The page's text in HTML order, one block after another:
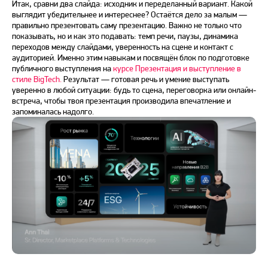
Итак, сравни два слайда: исходник и переделанный вариант. Какой
выглядит убедительнее и интереснее? Остаётся дело за малым —
правильно презентовать саму презентацию. Важно не только что
показывать, но и как это подавать: темп речи, паузы, динамика
переходов между слайдами, уверенность на сцене и контакт с
аудиторией. Именно этим навыкам и посвящён блок по подготовке
публичного выступления накурсе Презентация и выступление в
стиле BigTech Результат — готовая речь и умение выступать
уверенно в любой ситуации: будь то сцена, переговорка или онлайн-
встреча, чтобы твоя презентация производила впечатление и
запоминалась надолго.